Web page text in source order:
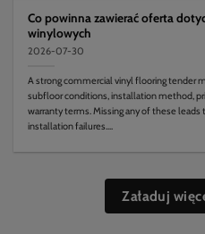
Co powinna zawierać oferta
winylowych
2026-07-30
A strong commercial vinyl flooring tender
subfloor conditions, installation method,
warranty terms. Missing any of these
installation failures....
Załaduj